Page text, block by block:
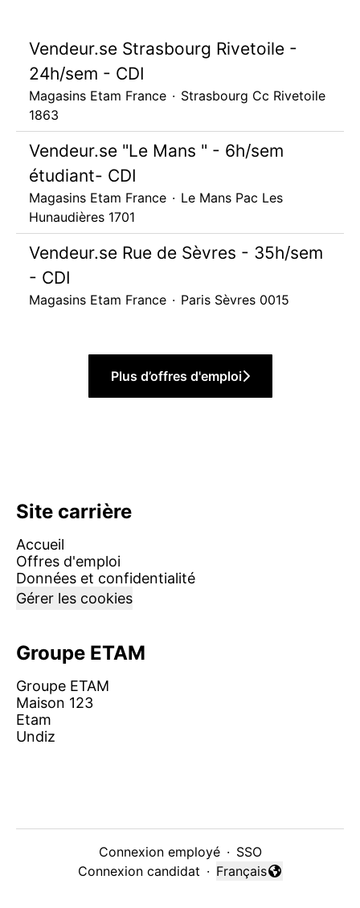
Vendeur.se Strasbourg Rivetoile -
24h/sem - CDI
Magasins Etam France · Strasbourg Cc Rivetoile
1863
Vendeur.se "Le Mans " - 6h/sem
étudiant- CDI
Magasins Etam France · Le Mans Pac Les
Hunaudières 1701
Vendeur.se Rue de Sèvres - 35h/sem
- CDI
Magasins Etam France · Paris Sèvres 0015
Plus d’offres d'emploi
Site carrière
Accueil
Offres d'emploi
Données et confidentialité
Gérer les cookies
Groupe ETAM
Groupe ETAM
Maison 123
Etam
Undiz
Connexion employé · SSO
Connexion candidat ·
Changer la langue
Français